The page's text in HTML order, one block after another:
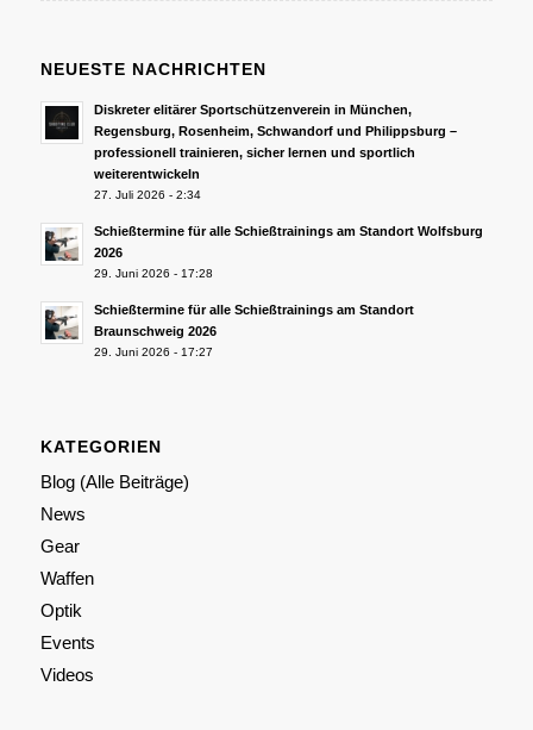
NEUESTE NACHRICHTEN
Diskreter elitärer Sportschützenverein in München,
Regensburg, Rosenheim, Schwandorf und Philippsburg –
professionell trainieren, sicher lernen und sportlich
weiterentwickeln
27. Juli 2026 - 2:34
Schießtermine für alle Schießtrainings am Standort Wolfsburg
2026
29. Juni 2026 - 17:28
Schießtermine für alle Schießtrainings am Standort
Braunschweig 2026
29. Juni 2026 - 17:27
KATEGORIEN
Blog (Alle Beiträge)
News
Gear
Waffen
Optik
Events
Videos